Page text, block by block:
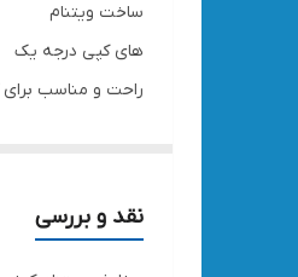
ساخت ویتنام
های کپی درجه یک
راحت و مناسب برای
جهت انتخاب سایز
نقد و بررسی